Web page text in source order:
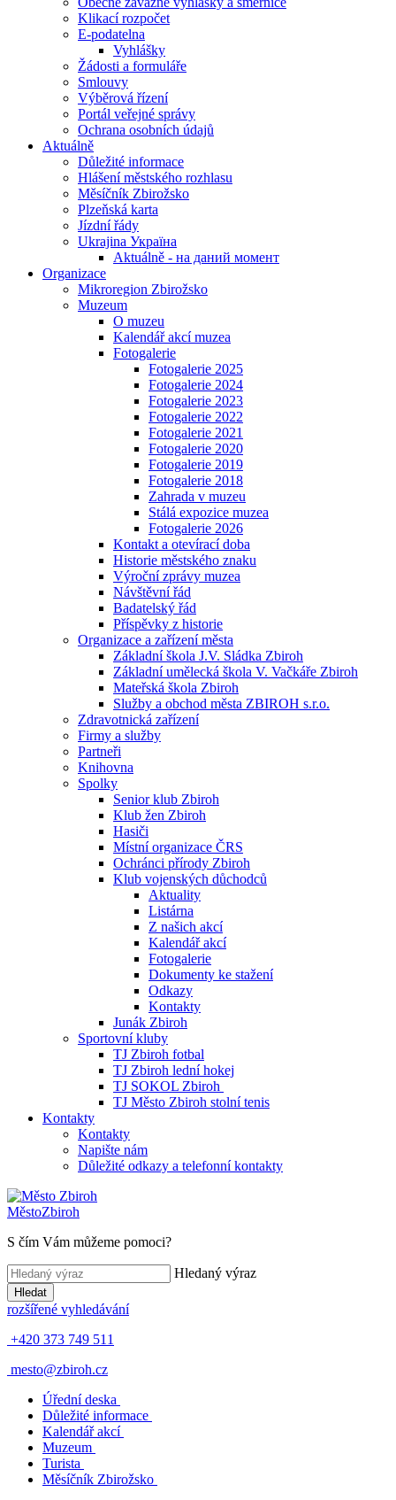
Klikací rozpočet
E-podatelna
Vyhlášky
Žádosti a formuláře
Smlouvy
Výběrová řízení
Portál veřejné správy
Ochrana osobních údajů
Aktuálně
Důležité informace
Hlášení městského rozhlasu
Měsíčník Zbirožsko
Plzeňská karta
Jízdní řády
Ukrajina Україна
Aktuálně - на даний момент
Organizace
Mikroregion Zbirožsko
Muzeum
O muzeu
Kalendář akcí muzea
Fotogalerie
Fotogalerie 2025
Fotogalerie 2024
Fotogalerie 2023
Fotogalerie 2022
Fotogalerie 2021
Fotogalerie 2020
Fotogalerie 2019
Fotogalerie 2018
Zahrada v muzeu
Stálá expozice muzea
Fotogalerie 2026
Kontakt a otevírací doba
Historie městského znaku
Výroční zprávy muzea
Návštěvní řád
Badatelský řád
Příspěvky z historie
Organizace a zařízení města
Základní škola J.V. Sládka Zbiroh
Základní umělecká škola V. Vačkáře Zbiroh
Mateřská škola Zbiroh
Služby a obchod města ZBIROH s.r.o.
Zdravotnická zařízení
Firmy a služby
Partneři
Knihovna
Spolky
Senior klub Zbiroh
Klub žen Zbiroh
Hasiči
Místní organizace ČRS
Ochránci přírody Zbiroh
Klub vojenských důchodců
Aktuality
Listárna
Z našich akcí
Kalendář akcí
Fotogalerie
Dokumenty ke stažení
Odkazy
Kontakty
Junák Zbiroh
Sportovní kluby
TJ Zbiroh fotbal
TJ Zbiroh lední hokej
TJ SOKOL Zbiroh
TJ Město Zbiroh stolní tenis
Kontakty
Kontakty
Napište nám
Důležité odkazy a telefonní kontakty
MěstoZbiroh
S čím Vám můžeme pomoci?
Hledaný výraz
Hledat
rozšířené vyhledávání
+420 373 749 511
mesto@zbiroh.cz
Úřední deska
Důležité informace
Kalendář akcí
Muzeum
Turista
Měsíčník Zbirožsko